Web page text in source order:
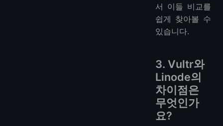
서 이들 비교를
쉽게 찾아볼 수
있습니다.
3. Vultr와
Linode의
차이점은
무엇인가
요?